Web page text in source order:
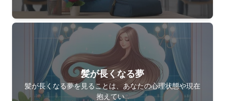
髪が長くなる夢
髪が長くなる夢を見ることは、あなたの心理状態や現在
抱えてい…